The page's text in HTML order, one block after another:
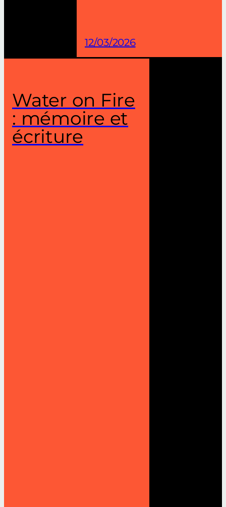
12/03/2026
Water on Fire
: mémoire et
écriture